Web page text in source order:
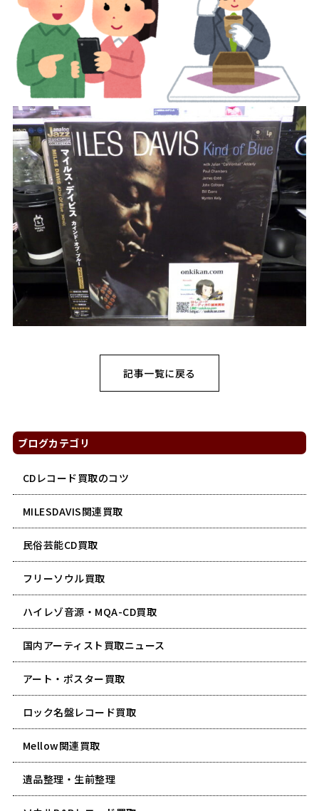
記事一覧に戻る
ブログカテゴリ
CDレコード買取のコツ
MILESDAVIS関連買取
民俗芸能CD買取
フリーソウル買取
ハイレゾ音源・MQA-CD買取
国内アーティスト買取ニュース
アート・ポスター買取
ロック名盤レコード買取
Mellow関連買取
遺品整理・生前整理